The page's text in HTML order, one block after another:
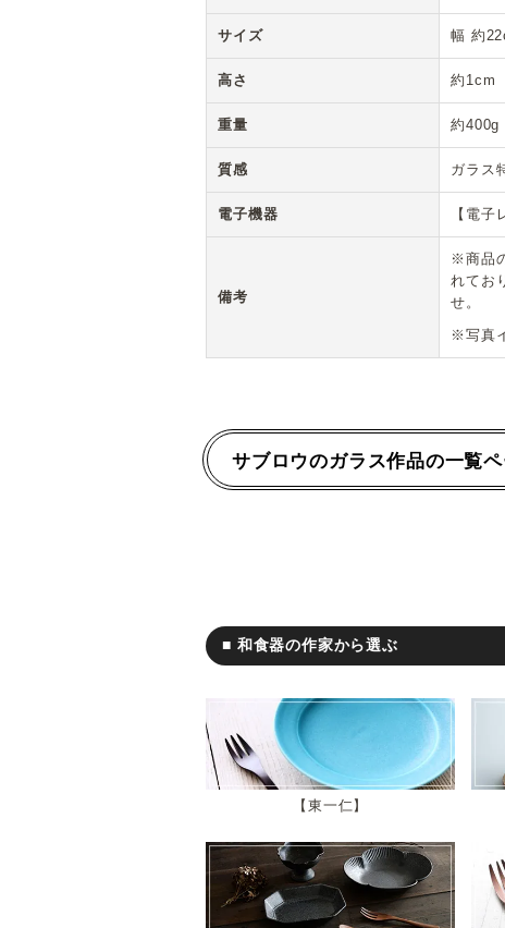
サイズ 幅 約
高さ 約1cm
重量 約400g
質感 ガラス
電子機器 【電
備考
※商品
れてお
せ。
※写真
サブロウのガラス作品の一覧
■ 和食器の作家から選ぶ
東一仁